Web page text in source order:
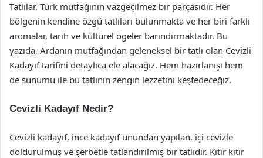
Tatlılar, Türk mutfağının vazgeçilmez bir parçasıdır. Her
bölgenin kendine özgü tatlıları bulunmakta ve her biri farklı
aromalar, tarih ve kültürel ögeler barındırmaktadır. Bu
yazıda, Ardanın mutfağından geleneksel bir tatlı olan Cevizli
Kadayıf tarifini detaylıca ele alacağız. Hem hazırlanışı hem
de sunumu ile bu tatlının zengin lezzetini keşfedeceğiz.
Cevizli Kadayıf Nedir?
Cevizli kadayıf, ince kadayıf unundan yapılan, içi cevizle
doldurulmuş ve şerbetle tatlandırılmış bir tatlıdır. Kıtır kıtır